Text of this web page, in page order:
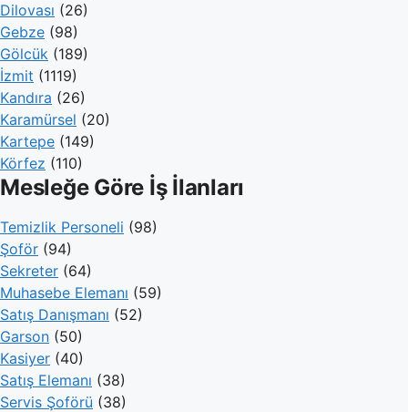
Dilovası (26)
Gebze (98)
Gölcük (189)
İzmit (1119)
Kandıra (26)
Karamürsel (20)
Kartepe (149)
Körfez (110)
Mesleğe Göre İş İlanları
Temizlik Personeli (98)
Şoför (94)
Sekreter (64)
Muhasebe Elemanı (59)
Satış Danışmanı (52)
Garson (50)
Kasiyer (40)
Satış Elemanı (38)
Servis Şoförü (38)